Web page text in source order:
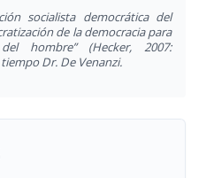
socialista democrática del
de la democracia para
hombre” (Hecker, 2007:
Dr. De Venanzi.